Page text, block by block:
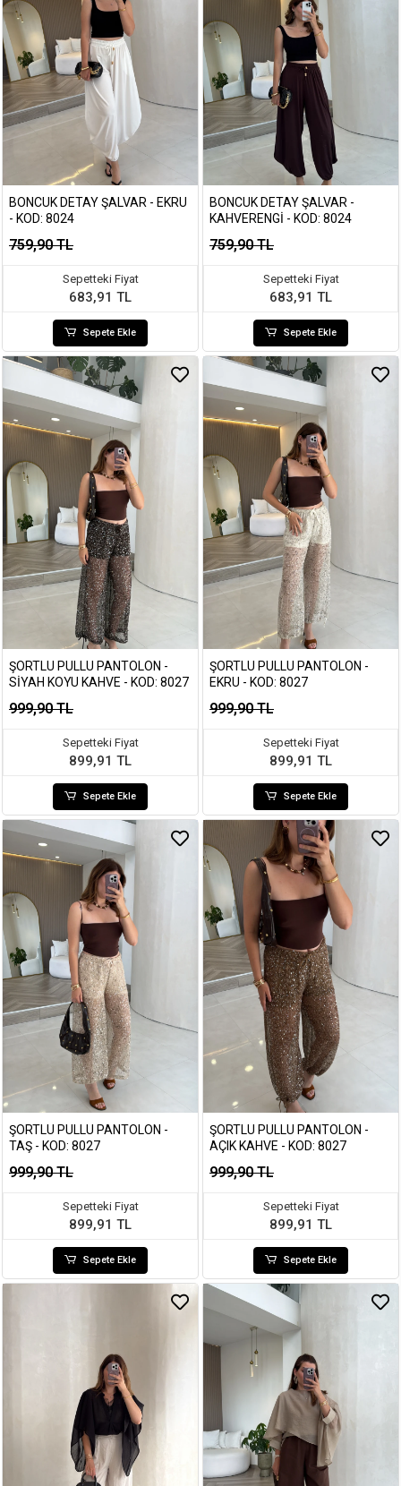
BONCUK DETAY ŞALVAR - EKRU
- KOD: 8024
759,90 TL
Sepetteki Fiyat
683,91 TL
Sepete Ekle
BONCUK DETAY ŞALVAR -
KAHVERENGI - KOD: 8024
759,90 TL
Sepetteki Fiyat
683,91 TL
Sepete Ekle
ŞORTLU PULLU PANTOLON -
SIYAH KOYU KAHVE - KOD: 8027
999,90 TL
Sepetteki Fiyat
899,91 TL
Sepete Ekle
ŞORTLU PULLU PANTOLON -
EKRU - KOD: 8027
999,90 TL
Sepetteki Fiyat
899,91 TL
Sepete Ekle
ŞORTLU PULLU PANTOLON -
TAŞ - KOD: 8027
999,90 TL
Sepetteki Fiyat
899,91 TL
Sepete Ekle
ŞORTLU PULLU PANTOLON -
AÇIK KAHVE - KOD: 8027
999,90 TL
Sepetteki Fiyat
899,91 TL
Sepete Ekle